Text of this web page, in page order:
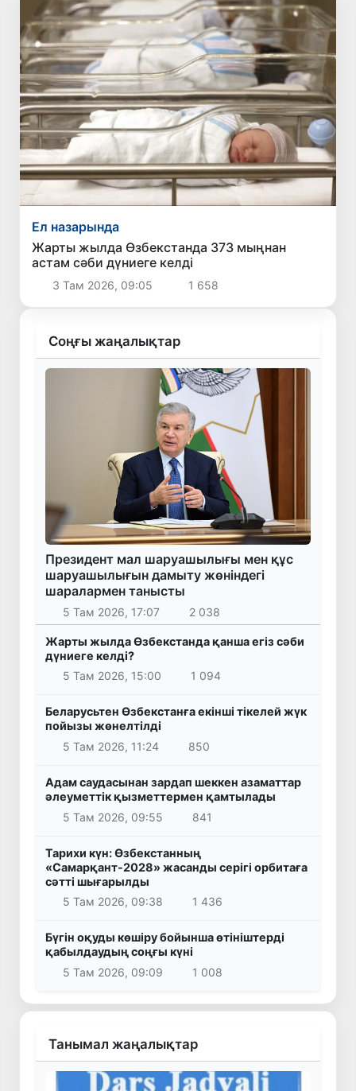
Ел назарында
Жарты жылда Өзбекстанда 373 мыңнан
астам сәби дүниеге келді
3 Там 2026, 09:05 1 658
Соңғы жаңалықтар
Президент мал шаруашылығы мен құс
шаруашылығын дамыту жөніндегі
шаралармен танысты
5 Там 2026, 17:07 2 038
Жарты жылда Өзбекстанда қанша егіз сәби
дүниеге келді?
5 Там 2026, 15:00
1 094
Беларусьтен Өзбекстанға екінші тікелей жүк
пойызы жөнелтілді
5 Там 2026, 11:24
850
Адам саудасынан зардап шеккен азаматтар
әлеуметтік қызметтермен қамтылады
5 Там 2026, 09:55
841
Тарихи күн: Өзбекстанның
«Самарқант-2028» жасанды серігі орбитаға
сәтті шығарылды
5 Там 2026, 09:38
1 436
Бүгін оқуды көшіру бойынша өтініштерді
қабылдаудың соңғы күні
5 Там 2026, 09:09
1 008
Танымал жаңалықтар